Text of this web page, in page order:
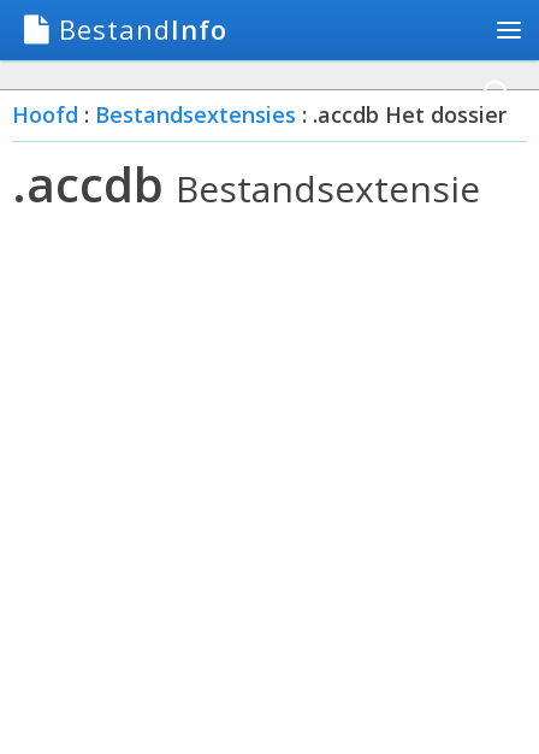
BestandInfo
Hoofd : Bestandsextensies : .accdb Het dossier
.accdb Bestandsextensie